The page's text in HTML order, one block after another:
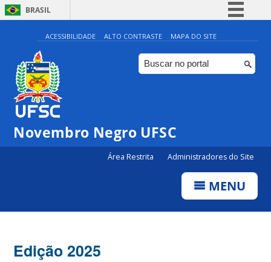
BRASIL
Simplifique!
Comunica BR
Participe
ACESSIBILIDADE ALTO CONTRASTE MAPA DO SITE
Novembro Negro UFSC
Área Restrita Administradores do Site
MENU
Edição 2025